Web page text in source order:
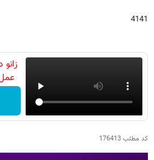
4141
کد مطلب176413